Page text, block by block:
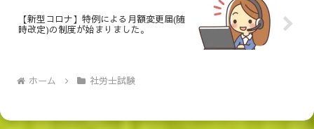
【新型コロナ】特例による月額変更届(随
時改定)の制度が始まりました。
ホーム 社労士試験